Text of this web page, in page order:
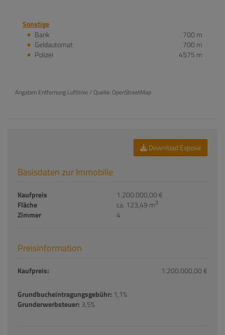
Sonstige
Bank
700 m
Geldautomat
700 m
Polizei
4575 m
Angaben Entfernung Luftlinie / Quelle: OpenStreetMap
Download Expose
Basisdaten zur Immobilie
Kaufpreis
1.200.000,00 €
Fläche
ca. 123,49 m2
Zimmer 4
Preisinformation
Kaufpreis: 1.200.000,00 €
Grundbucheintragungsgebühr: 1,1%
Grunderwerbsteuer: 3,5%